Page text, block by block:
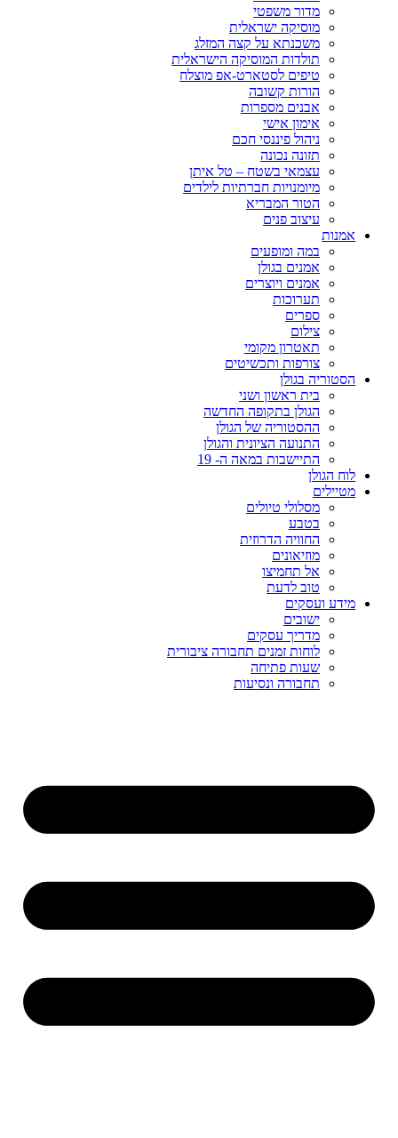
מדור משפטי
מוסיקה ישראלית
משכנתא על קצה המזלג
תולדות המוסיקה הישראלית
טיפים לסטארט-אפ מוצלח
הורות קשובה
אבנים מספרות
אימון אישי
ניהול פיננסי חכם
תזונה נכונה
עצמאי בשטח – טל איתן
מיומנויות חברתיות לילדים
הטור המבריא
עיצוב פנים
אמנות
במה ומופעים
אמנים בגולן
אמנים ויוצרים
תערוכות
ספרים
צילום
תאטרון מקומי
צורפות ותכשיטים
הסטוריה בגולן
בית ראשון ושני
הגולן בתקופה החדשה
ההסטוריה של הגולן
התנועה הציונית והגולן
התיישבות במאה ה- 19
לוח הגולן
מטיילים
מסלולי טיולים
בטבע
החוויה הדרוזית
מוזיאונים
אל תחמיצו
טוב לדעת
מידע ועסקים
ישובים
מדריך עסקים
לוחות זמנים תחבורה ציבורית
שעות פתיחה
תחבורה ונסיעות